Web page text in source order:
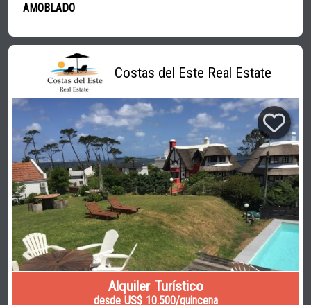
AMOBLADO
Costas del Este Real Estate
Alquiler Turístico
desde US$ 10.500/quincena